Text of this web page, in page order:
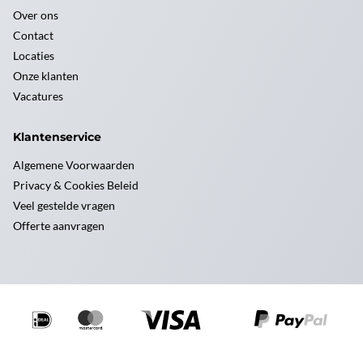
Over ons
Contact
Locaties
Onze klanten
Vacatures
Klantenservice
Algemene Voorwaarden
Privacy & Cookies Beleid
Veel gestelde vragen
Offerte aanvragen